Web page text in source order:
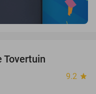
Tovertuin
9.2 star